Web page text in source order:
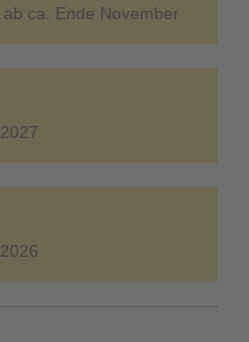
ca. Ende November